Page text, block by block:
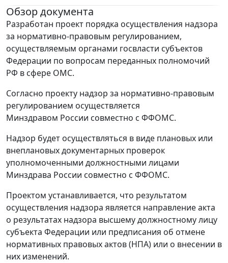
Обзор документа
Разработан проект порядка осуществления надзора
за нормативно-правовым регулированием,
осуществляемым органами госвласти субъектов
Федерации по вопросам переданных полномочий
РФ в сфере ОМС.
Согласно проекту надзор за нормативно-правовым
регулированием осуществляется
Минздравом России совместно с ФФОМС.
Надзор будет осуществляться в виде плановых или
внеплановых документарных проверок
уполномоченными должностными лицами
Минздрава России совместно с ФФОМС.
Проектом устанавливается, что результатом
осуществления надзора является направление акта
о результатах надзора высшему должностному лицу
субъекта Федерации или предписания об отмене
нормативных правовых актов (НПА) или о внесении в
них изменений.